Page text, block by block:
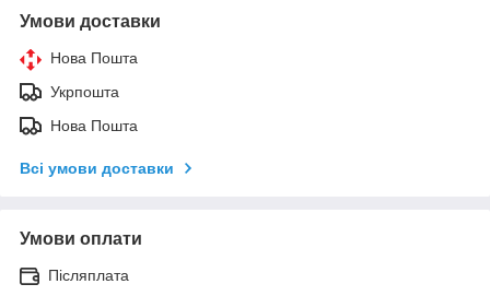
Умови доставки
Нова Пошта
Укрпошта
Нова Пошта
Всі умови доставки
Умови оплати
Післяплата